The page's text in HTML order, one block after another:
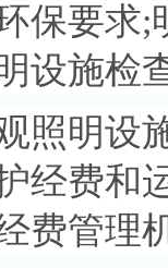
保要求
设施检
明设施
经费和
费管理